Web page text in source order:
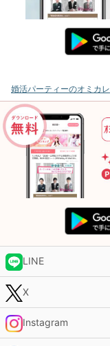
婚活パーティーのオミカレ
LINE
X
Instagram